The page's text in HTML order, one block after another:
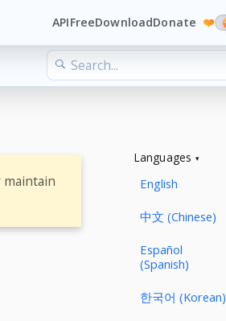
APIFreeDownloadDonate ❤️
maintain
Languages
English
中文 (Chinese)
Español
(Spanish)
한국어 (Korean)